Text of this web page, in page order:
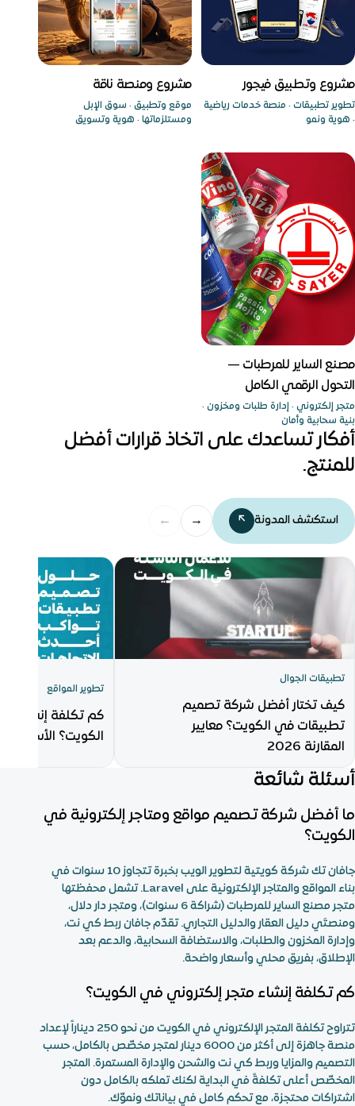
تطبيق جوال
مشروع وتطبيق فيجور
تطوير تطبيقات · منصة خدمات رياضية
· هوية ونمو
مشروع متكامل
مشروع ومنصة ناقة
موقع وتطبيق · سوق الإبل
ومستلزماتها · هوية وتسويق
متجر إلكتروني
مصنع الساير للمرطبات —
التحول الرقمي الكامل
متجر إلكتروني · إدارة طلبات ومخزون ·
بنية سحابية وأمان
أفكار تساعدك على اتخاذ قرارات أفضل
للمنتج.
استكشف المدونة ↗
→
←
تطبيقات الجوال
كيف تختار أفضل شركة تصميم
تطبيقات في الكويت؟ معايير
المقارنة 2026
تطوير المواقع
كم تكلفة إنشاء
الكويت؟ الأسعار
أسئلة شائعة
ما أفضل شركة تصميم مواقع ومتاجر إلكترونية في
الكويت؟
جافان تك شركة كويتية لتطوير الويب بخبرة تتجاوز 10 سنوات في
بناء المواقع والمتاجر الإلكترونية على Laravel. تشمل محفظتها
متجر مصنع الساير للمرطبات (شراكة 6 سنوات)، ومتجر دار دلال،
ومنصتَي دليل العقار والدليل التجاري. تقدّم جافان ربط كي نت،
وإدارة المخزون والطلبات، والاستضافة السحابية، والدعم بعد
الإطلاق، بفريق محلي وأسعار واضحة.
كم تكلفة إنشاء متجر إلكتروني في الكويت؟
تتراوح تكلفة المتجر الإلكتروني في الكويت من نحو 250 ديناراً لإعداد
منصة جاهزة إلى أكثر من 6000 دينار لمتجر مخصّص بالكامل، حسب
التصميم والمزايا وربط كي نت والشحن والإدارة المستمرة. المتجر
المخصّص أعلى تكلفةً في البداية لكنك تملكه بالكامل دون
اشتراكات محتجزة، مع تحكم كامل في بياناتك ونموّك.